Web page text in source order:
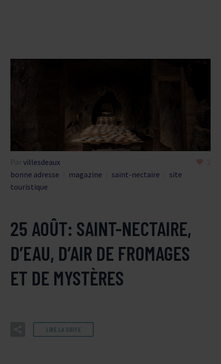
2
Parvillesdeaux
bonne adresse
magazine saint-nectaire
site
touristique
25 AOÛT: SAINT-NECTAIRE,
D’EAU, D’AIR DE FROMAGES
ET DE MYSTÈRES
LIRE LA SUITE